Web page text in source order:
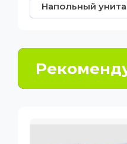
Напольный